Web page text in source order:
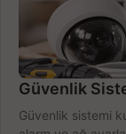
Güvenlik
Güvenlik sistemi